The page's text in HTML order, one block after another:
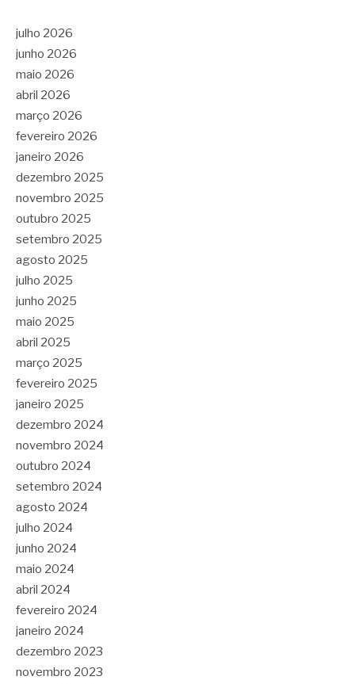
julho 2026
junho 2026
maio 2026
abril 2026
março 2026
fevereiro 2026
janeiro 2026
dezembro 2025
novembro 2025
outubro 2025
setembro 2025
agosto 2025
julho 2025
junho 2025
maio 2025
abril 2025
março 2025
fevereiro 2025
janeiro 2025
dezembro 2024
novembro 2024
outubro 2024
setembro 2024
agosto 2024
julho 2024
junho 2024
maio 2024
abril 2024
fevereiro 2024
janeiro 2024
dezembro 2023
novembro 2023